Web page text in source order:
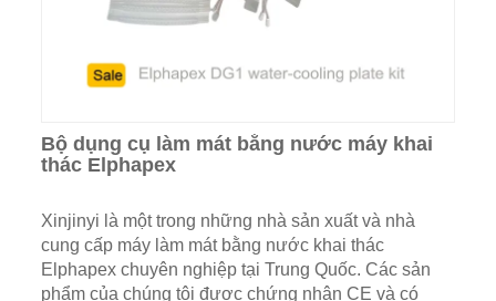
Bộ dụng cụ làm mát bằng nước máy khai
thác Elphapex
Xinjinyi là một trong những nhà sản xuất và nhà
cung cấp máy làm mát bằng nước khai thác
Elphapex chuyên nghiệp tại Trung Quốc. Các sản
phẩm của chúng tôi được chứng nhận CE và có